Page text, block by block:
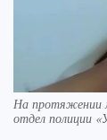
На протяжении
отдел полиции